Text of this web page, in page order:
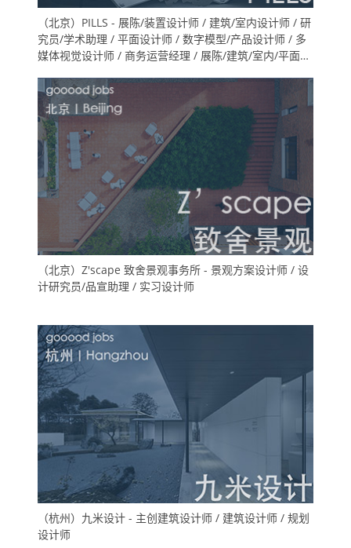
（北京）PILLS - 展陈/装置设计师 / 建筑/室内设计师 / 研
究员/学术助理 / 平面设计师 / 数字模型/产品设计师 / 多
媒体视觉设计师 / 商务运营经理 / 展陈/建筑/室内/平面设
（北京）Z'scape 致舍景观事务所 - 景观方案设计师 / 设
计研究员/品宣助理 / 实习设计师
（杭州）九米设计 - 主创建筑设计师 / 建筑设计师 / 规划
设计师